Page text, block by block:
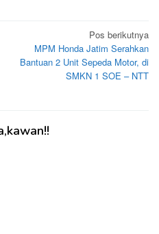
Pos berikutnya
MPM Honda Jatim Serahkan
Bantuan 2 Unit Sepeda Motor, di
SMKN 1 SOE – NTT